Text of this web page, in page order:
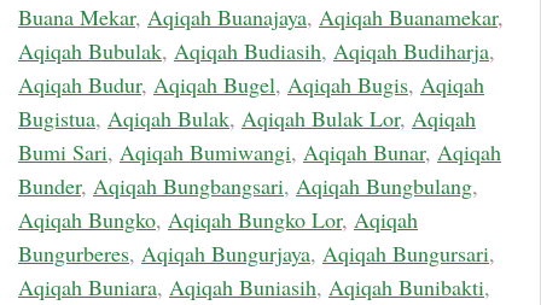
Buana Mekar, Aqiqah Buanajaya, Aqiqah Buanamekar,
Aqiqah Bubulak, Aqiqah Budiasih, Aqiqah Budiharja,
Aqiqah Budur, Aqiqah Bugel, Aqiqah Bugis, Aqiqah
Bugistua, Aqiqah Bulak, Aqiqah Bulak Lor, Aqiqah
Bumi Sari, Aqiqah Bumiwangi, Aqiqah Bunar, Aqiqah
Bunder, Aqiqah Bungbangsari, Aqiqah Bungbulang,
Aqiqah Bungko, Aqiqah Bungko Lor, Aqiqah
Bungurberes, Aqiqah Bungurjaya, Aqiqah Bungursari,
Aqiqah Buniara, Aqiqah Buniasih, Aqiqah Bunibakti,